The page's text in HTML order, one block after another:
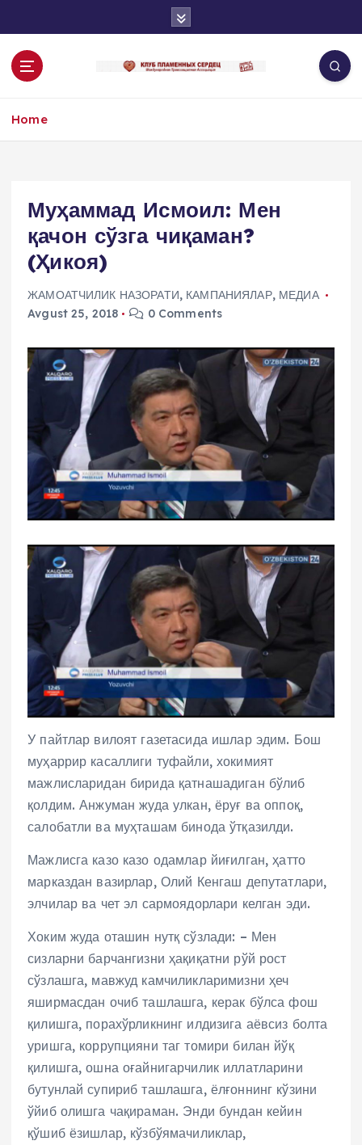
o
Home
Муҳаммад Исмоил: Мен
қачон сўзга чиқаман?
(Ҳикоя)
ЖАМОАТЧИЛИК НАЗОРАТИ, КАМПАНИЯЛАР, МЕДИА
Avgust 25, 2018
0 Comments
У пайтлар вилоят газетасида ишлар эдим. Бош
муҳаррир касаллиги туфайли, хокимият
мажлисларидан бирида қатнашадиган бўлиб
қолдим. Анжуман жуда улкан, ёруғ ва оппоқ,
салобатли ва муҳташам бинода ўтқазилди.
Мажлисга казо казо одамлар йиғилган, ҳатто
марказдан вазирлар, Олий Кенгаш депутатлари,
элчилар ва чет эл сармоядорлари келган эди.
Хоким жуда оташин нутқ сўзлади: – Мен
сизларни барчангизни ҳақиқатни рўй рост
сўзлашга, мавжуд камчиликларимизни ҳеч
яширмасдан очиб ташлашга, керак бўлса фош
қилишга, порахўрликнинг илдизига аёвсиз болта
уришга, коррупцияни таг томири билан йўқ
қилишга, ошна оғайнигарчилик иллатларини
бутунлай супириб ташлашга, ёлғоннинг кўзини
ўйиб олишга чақираман. Энди бундан кейин
қўшиб ёзишлар, кўзбўямачиликлар,